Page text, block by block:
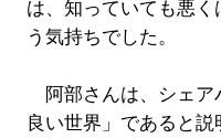
は、知っていても悪
う気持ちでした。
阿部さんは、シェア
良い世界」であると説